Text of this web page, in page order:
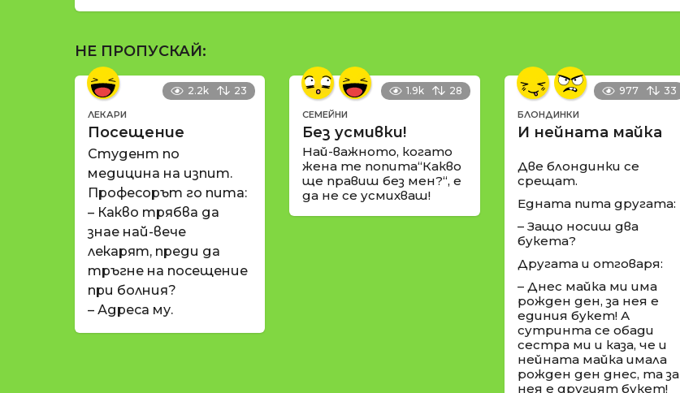
НЕ ПРОПУСКАЙ:
2.2k 23
ЛЕКАРИ
Посещение
Студент по
медицина на изпит.
Професорът го пита:
– Какво трябва да
знае най-вече
лекарят, преди да
тръгне на посещение
при болния?
– Адреса му.
1.9k 28
СЕМЕЙНИ
Без усмивки!
Най-важното, когато
жена те попита“Какво
ще правиш без мен?“, е
да не се усмихваш!
977 33
БЛОНДИНКИ
И нейната майка
Две блондинки се
срещат.
Едната пита другата:
– Защо носиш два
букета?
Другата и отговаря:
– Днес майка ми има
рожден ден, за нея е
единия букет! А
сутринта се обади
сестра ми и каза, че и
нейната майка имала
рожден ден днес, та за
нея е другият букет!